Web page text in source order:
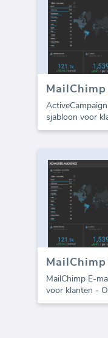
sjabloon voor
MailChimp E-
voor klanten -